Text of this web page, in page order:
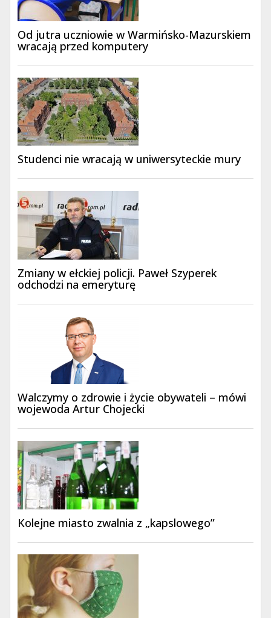
Od jutra uczniowie w Warmińsko-Mazurskiem
wracają przed komputery
Studenci nie wracają w uniwersyteckie mury
Zmiany w ełckiej policji. Paweł Szyperek
odchodzi na emeryturę
Walczymy o zdrowie i życie obywateli – mówi
wojewoda Artur Chojecki
Kolejne miasto zwalnia z „kapslowego”